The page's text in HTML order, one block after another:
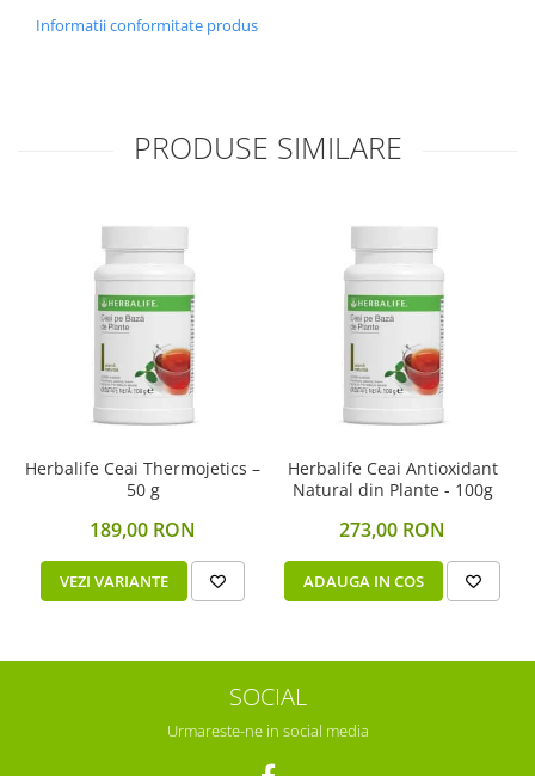
Informatii conformitate produs
PRODUSE SIMILARE
Herbalife Ceai Thermojetics –
50 g
189,00 RON
VEZI VARIANTE
Herbalife Ceai Antioxidant
Natural din Plante - 100g
273,00 RON
ADAUGA IN COS
SOCIAL
Urmareste-ne in social media